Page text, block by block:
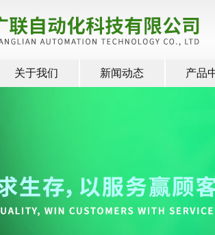
关于我们 新闻动态 产品